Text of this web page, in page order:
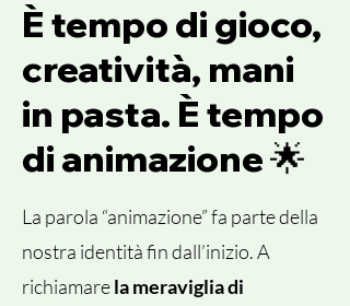
È tempo di gioco,
creatività, mani
in pasta. È tempo
di animazione 🌟
La parola “animazione” fa parte della
nostra identità fin dall’inizio. A
richiamarela meraviglia di